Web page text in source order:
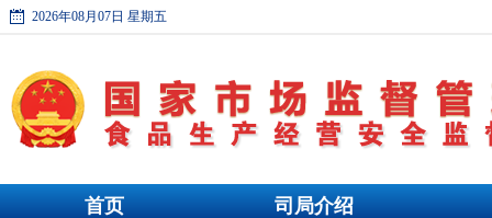
2026年08月07日 星期五
首页 司局介绍